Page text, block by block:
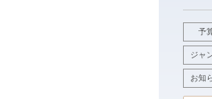
予
ジャ
お知